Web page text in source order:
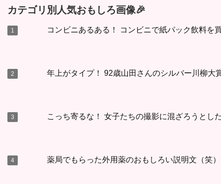
カテゴリ別人気おもしろ画像🎉
コンビニあるある！ コンビニで紙パック飲料を
年上がタイプ！ 92歳山田さんのシルバー川柳大
こっち寄るな！ 女子たちの撮影に混ざろうとし
薬局でもらった外用薬のおもしろい説明文（笑）